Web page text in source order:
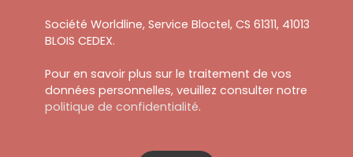
Société Worldline, Service Bloctel, CS 61311, 41013
BLOIS CEDEX.
Pour en savoir plus sur le traitement de vos
données personnelles, veuillez consulter notre
politique de confidentialité.